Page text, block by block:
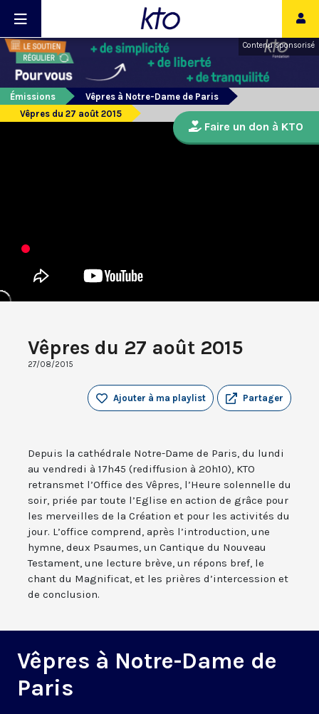
Contenu sponsorisé
Émissions
Vêpres à Notre-Dame de Paris
Vêpres du 27 août 2015
Vêpres du 27 août 2015
27/08/2015
Partager
Ajouter à ma playlist
Depuis la cathédrale Notre-Dame de Paris, du lundi
au vendredi à 17h45 (rediffusion à 20h10), KTO
retransmet l’Office des Vêpres, l’Heure solennelle du
soir, priée par toute l’Eglise en action de grâce pour
les merveilles de la Création et pour les activités du
jour. L’office comprend, après l’introduction, une
hymne, deux Psaumes, un Cantique du Nouveau
Testament, une lecture brève, un répons bref, le
chant du Magnificat, et les prières d’intercession et
de conclusion.
Vêpres à Notre-Dame de
Paris
Faire un don à KTO